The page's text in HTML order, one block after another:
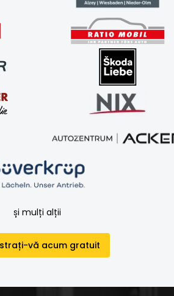
și mulți alții
vă acum gratuit